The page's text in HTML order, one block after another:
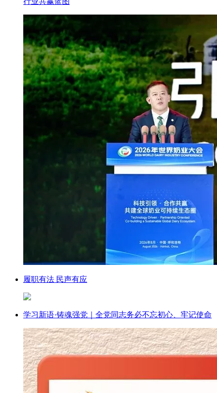
履职有法 民声有应
学习新语·铸魂强党｜全党同志务必不忘初心、牢记使命